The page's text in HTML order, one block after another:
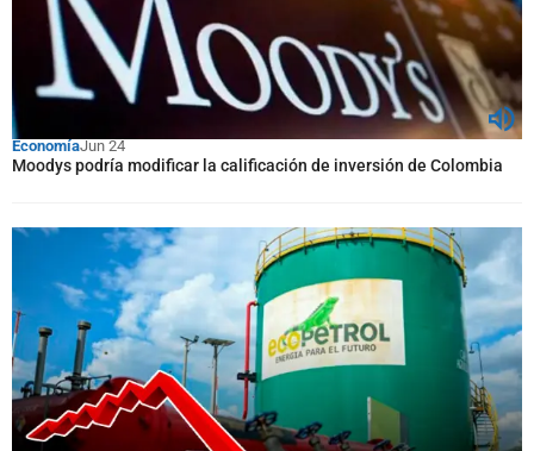
EconomíaJun 24
Moodys podría modificar la calificación de inversión de Colombia